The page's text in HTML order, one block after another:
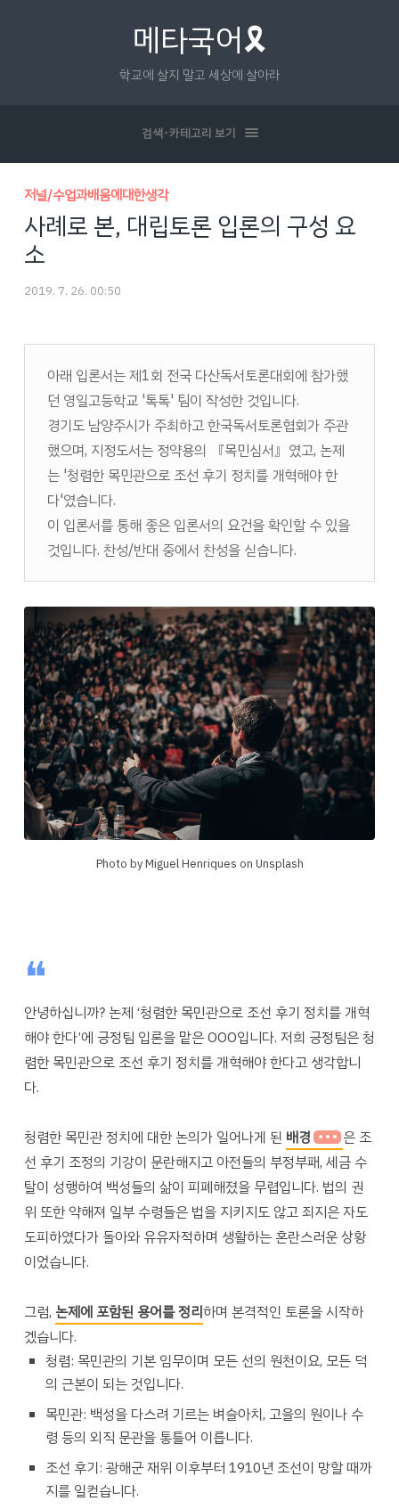
메타국어🎗
학교에 살지 말고 세상에 살아라
검색･카테고리 보기
저널/수업과배움에대한생각
사례로 본, 대립토론 입론의 구성 요
소
2019. 7. 26. 00:50
아래 입론서는 제1회 전국 다산독서토론대회에 참가했
던 영일고등학교 '톡톡' 팀이 작성한 것입니다.
경기도 남양주시가 주최하고 한국독서토론협회가 주관
했으며, 지정도서는 정약용의 『목민심서』였고, 논제
는 '청렴한 목민관으로 조선 후기 정치를 개혁해야 한
다'였습니다.
이 입론서를 통해 좋은 입론서의 요건을 확인할 수 있을
것입니다. 찬성/반대 중에서 찬성을 싣습니다.
Photo by Miguel Henriques on Unsplash
❝
안녕하십니까? 논제 ‘청렴한 목민관으로 조선 후기 정치를 개혁
해야 한다’에 긍정팀 입론을 맡은 OOO입니다. 저희 긍정팀은 청
렴한 목민관으로 조선 후기 정치를 개혁해야 한다고 생각합니
다.
청렴한 목민관 정치에 대한 논의가 일어나게 된 배경
은 조
선 후기 조정의 기강이 문란해지고 아전들의 부정부패, 세금 수
탈이 성행하여 백성들의 삶이 피폐해졌을 무렵입니다. 법의 권
위 또한 약해져 일부 수령들은 법을 지키지도 않고 죄지은 자도
도피하였다가 돌아와 유유자적하며 생활하는 혼란스러운 상황
이었습니다.
그럼, 논제에 포함된 용어를 정리하며 본격적인 토론을 시작하
겠습니다.
청렴: 목민관의 기본 임무이며 모든 선의 원천이요, 모든 덕
의 근본이 되는 것입니다.
목민관: 백성을 다스려 기르는 벼슬아치, 고을의 원이나 수
령 등의 외직 문관을 통틀어 이릅니다.
조선 후기: 광해군 재위 이후부터 1910년 조선이 망할 때까
지를 일컫습니다.